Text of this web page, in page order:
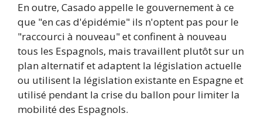
En outre, Casado appelle le gouvernement à ce
que "en cas d'épidémie" ils n'optent pas pour le
"raccourci à nouveau" et confinent à nouveau
tous les Espagnols, mais travaillent plutôt sur un
plan alternatif et adaptent la législation actuelle
ou utilisent la législation existante en Espagne et
utilisé pendant la crise du ballon pour limiter la
mobilité des Espagnols.